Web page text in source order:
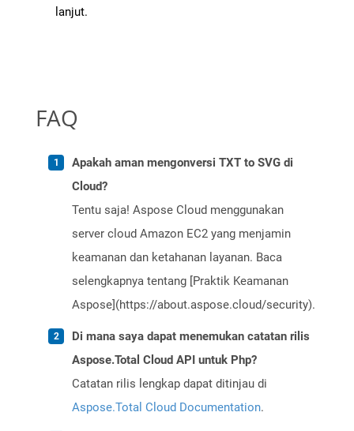
lanjut.
FAQ
Apakah aman mengonversi TXT to SVG di
Cloud?
Tentu saja! Aspose Cloud menggunakan
server cloud Amazon EC2 yang menjamin
keamanan dan ketahanan layanan. Baca
selengkapnya tentang [Praktik Keamanan
Aspose](https://about.aspose.cloud/security).
Di mana saya dapat menemukan catatan rilis
Aspose.Total Cloud API untuk Php?
Catatan rilis lengkap dapat ditinjau di
Aspose.Total Cloud Documentation.